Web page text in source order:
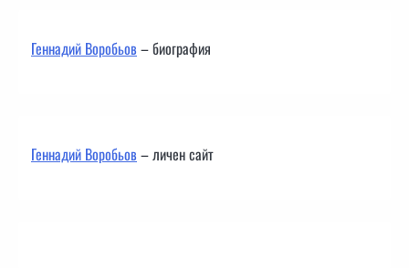
Геннадий Воробьов– биография
Геннадий Воробьов– личен сайт